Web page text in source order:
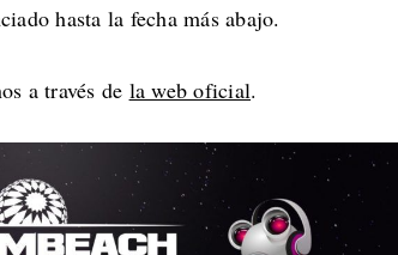
hasta la fecha más abajo.
a través de la web oficial.